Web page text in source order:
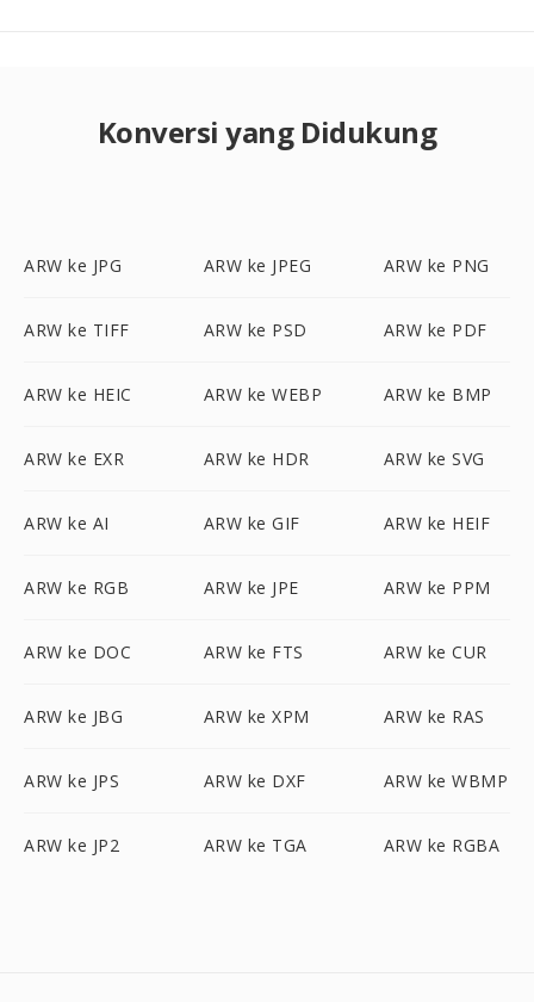
Konversi yang Didukung
ARW ke JPG ARW ke JPEG ARW ke PNG
ARW ke TIFF ARW ke PSD ARW ke PDF
ARW ke HEIC ARW ke WEBP ARW ke BMP
ARW ke EXR ARW ke HDR ARW ke SVG
ARW ke AI ARW ke GIF ARW ke HEIF
ARW ke RGB ARW ke JPE ARW ke PPM
ARW ke DOC ARW ke FTS ARW ke CUR
ARW ke JBG ARW ke XPM ARW ke RAS
ARW ke JPS ARW ke DXF ARW ke WBMP
ARW ke JP2 ARW ke TGA ARW ke RGBA